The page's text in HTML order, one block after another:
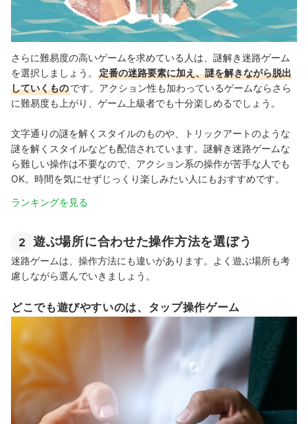
出典： apps.apple.com
さらに難易度の高いゲームを求めている人は、謎解き迷路ゲーム
を選択しましょう。
定番の迷路要素に加え、謎を解きながら脱出
していくものです。アクション性も加わっているゲームならさら
に難易度も上がり、ゲーム上級者でも十分楽しめるでしょう。
文字通りの謎を解くスタイルのものや、トリックアートのような
謎を解くスタイルなども配信されています。謎解き迷路ゲームな
ら難しい操作は不要なので、アクション系の操作が苦手な人でも
OK。時間を気にせずじっくり楽しみたい人にもおすすめです。
ランキングを見る
2 遊ぶ場所に合わせた操作方法を選ぼう
迷路ゲームは、操作方法にも違いがあります。よく遊ぶ場所も考
慮しながら選んでいきましょう。
どこでも遊びやすいのは、タップ操作ゲーム